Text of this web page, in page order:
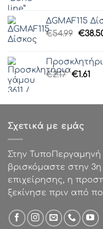
ΔGMAF115
€54.99 €
€2.17 Original
€2.17.
€1.61
Σχετικά με εμάς
Στην
βρισκόμαστε στην 3η
επιχείρησης, η
ξεκίνησε πριν από